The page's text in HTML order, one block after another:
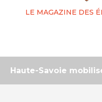
LE MAGAZINE DES
Savoie mobilisés